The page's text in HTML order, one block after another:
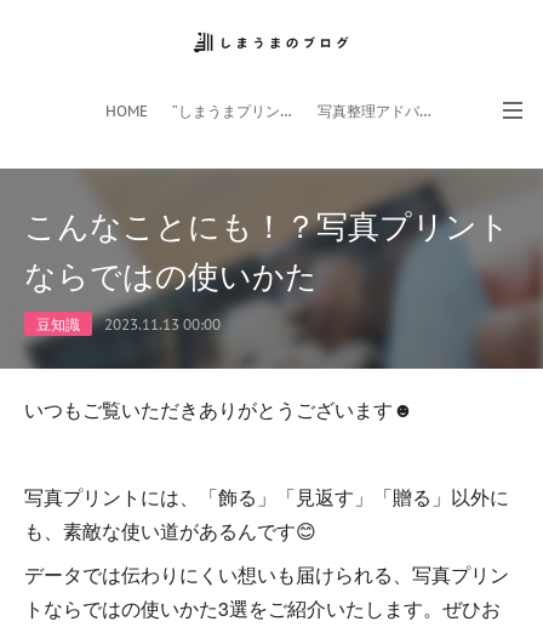
HOME ”しまうまプリント”サイト 写真整理アドバイザー
こんなことにも！？写真プリント
ならではの使いかた
豆知識 2023.11.13 00:00
いつもご覧いただきありがとうございます☻
写真プリントには、「飾る」「見返す」「贈る」以外に
も、素敵な使い道があるんです😊
データでは伝わりにくい想いも届けられる、写真プリン
トならではの使いかた3選をご紹介いたします。ぜひお